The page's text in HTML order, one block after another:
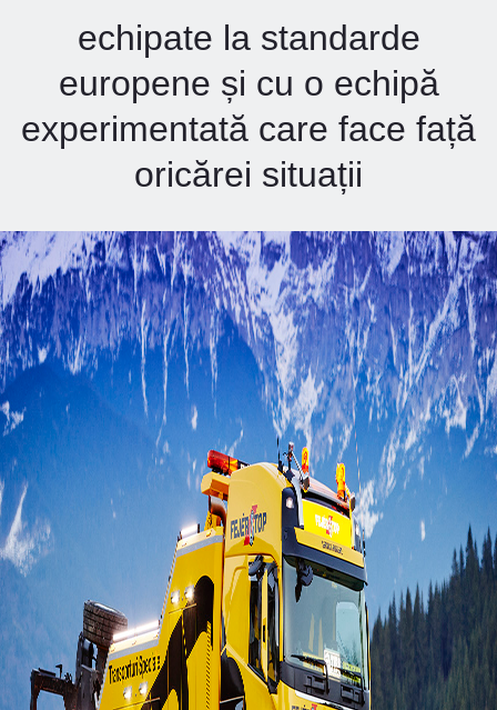
echipate la standarde
europene și cu o echipă
experimentată care face față
oricărei situații